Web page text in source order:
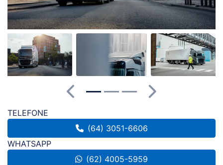
Anterior
Próximo
TELEFONE
(64) 3051-6606
WHATSAPP
(62) 4005-5959